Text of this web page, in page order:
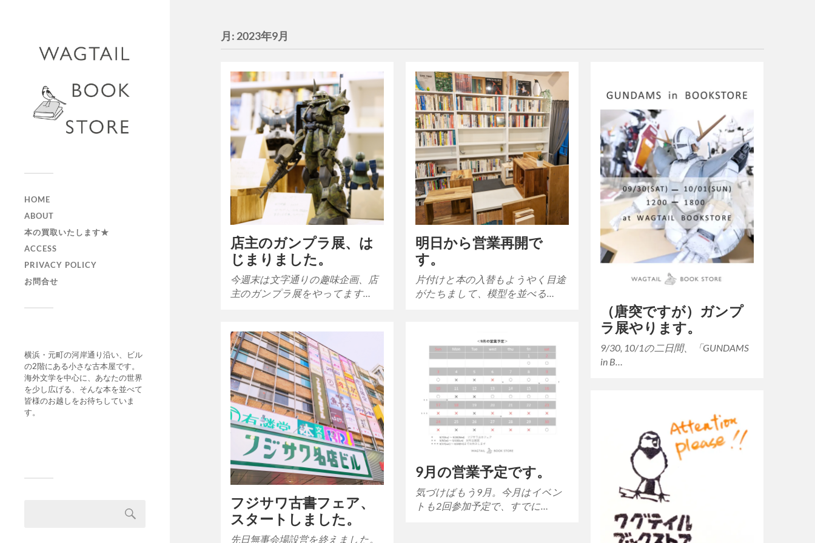
HOME
ABOUT
本の買取いたします★
ACCESS
PRIVACY POLICY
お問合せ
横浜・元町の河岸通り沿い、ビル
の2階にある小さな古本屋です。
海外文学を中心に、あなたの世界
を少し広げる、そんな本を並べて
皆様のお越しをお待ちしていま
す。
月: 2023年9月
店主のガンプラ展、は
じまりました。
今週末は文字通りの趣味企画、店
主のガンプラ展をやってます…
明日から営業再開で
す。
片付けと本の入替もようやく目途
がたちまして、模型を並べる…
（唐突ですが）ガンプ
ラ展やります。
9/30, 10/1の二日間、「GUNDAMS
in B…
フジサワ古書フェア、
スタートしました。
先日無事会場設営を終えました。
9月の営業予定です。
気づけばもう9月。今月はイベン
トも2回参加予定で、すでに…